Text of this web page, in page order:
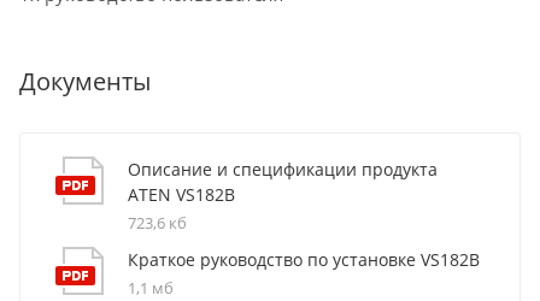
Документы
Описание и спецификации продукта
ATEN VS182B
723,6 кб
Краткое руководство по установке VS182B
1,1 мб